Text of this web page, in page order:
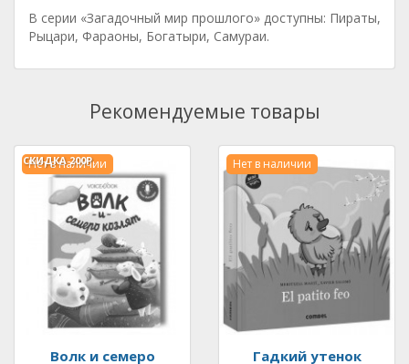
В серии «Загадочный мир прошлого» доступны: Пираты,
Рыцари, Фараоны, Богатыри, Самураи.
Рекомендуемые товары
Нет в наличии
Волк и семеро
СКИДКА200Р. Нет в наличии
Гадкий утенок